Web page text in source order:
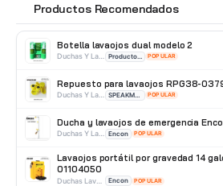
Mosquetón oval de acero doble
Mosquetones Yoke
Productos Recomendados
Botella lavaojos dual modelo 2
Duchas Y Lavaojos POPULAR
Repuesto para lavaojos RPG38-
Duchas Y Lavaojos POPULAR
Ducha y lavaojos de emergencia
Duchas Y Lavaojos Encon POPULAR
Lavaojos portátil por gravedad 14
01104050
Encon POPULAR